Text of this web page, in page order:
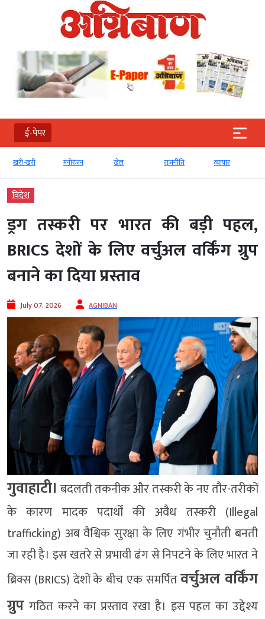
ई-पेपर
खरी-खरी मनोरंजन खेल राजनीति व्‍यापार
विदेश
ड्रग तस्करी पर भारत की बड़ी पहल,
BRICS देशों के लिए वर्चुअल वर्किंग ग्रुप
बनाने का दिया प्रस्ताव
July 07, 2026 AGNIBAN
गुवाहाटी। बदलती तकनीक और तस्करी के नए तौर-तरीकों
के कारण मादक पदार्थों की अवैध तस्करी (Illegal
trafficking) अब वैश्विक सुरक्षा के लिए गंभीर चुनौती बनती
जा रही है। इस खतरे से प्रभावी ढंग से निपटने के लिए भारत ने
ब्रिक्स (BRICS) देशों के बीच एक समर्पितवर्चुअल वर्किंग
ग्रुप गठित करने का प्रस्ताव रखा है। इस पहल का उद्देश्य